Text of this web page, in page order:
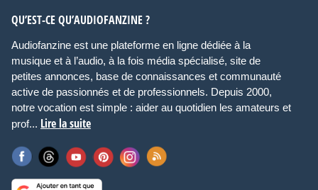
QU’EST-CE QU’AUDIOFANZINE ?
Audiofanzine est une plateforme en ligne dédiée à la
musique et à l’audio, à la fois média spécialisé, site de
petites annonces, base de connaissances et communauté
active de passionnés et de professionnels. Depuis 2000,
notre vocation est simple : aider au quotidien les amateurs et
prof... Lire la suite